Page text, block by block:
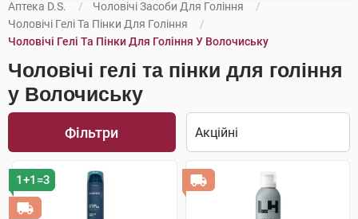
Аптека D.S.
Чоловічі Засоби Для Гоління
Чоловічі Гелі Та Пінки Для Гоління
Чоловічі Гелі Та Пінки Для Гоління У Волочиську
Чоловічі гелі та пінки для гоління
у Волочиську
Фільтри
1+1=3